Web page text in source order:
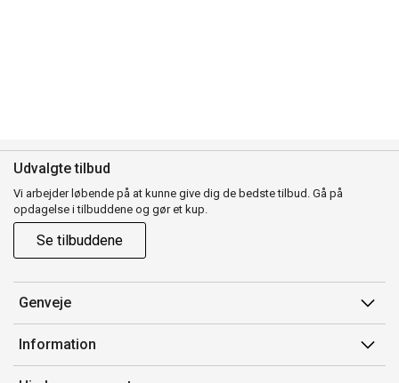
Udvalgte tilbud
Vi arbejder løbende på at kunne give dig de bedste tilbud. Gå på
opdagelse i tilbuddene og gør et kup.
Se tilbuddene
Genveje
Min side
Ordrehistorik
Information
Salgsbetingelser